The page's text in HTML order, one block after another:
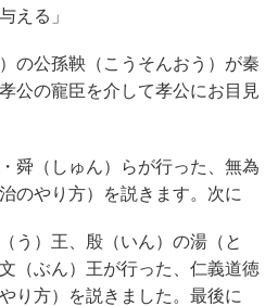
える」
の公孫鞅（こうそんおう）が秦
公の寵臣を介して孝公にお目見
舜（しゅん）らが行った、無為
のやり方）を説きます。次に
う）王、殷（いん）の湯（と
（ぶん）王が行った、仁義道徳
り方）を説きました。最後に